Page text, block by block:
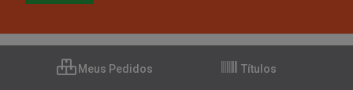
Meus Pedidos Títulos